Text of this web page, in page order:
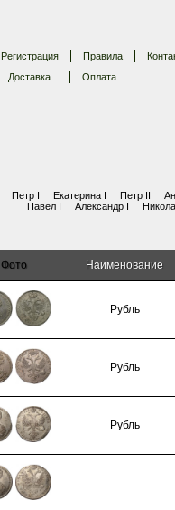
Регистрация Правила
Доставка Оплата
Петр I Екатерина I Петр II
Павел I
Александр I
Фото Наименование
Рубль
Рубль
Рубль